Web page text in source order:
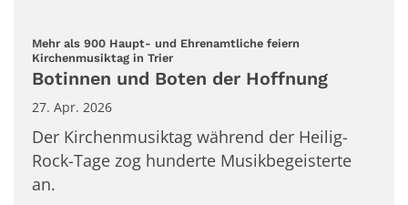
Mehr als 900 Haupt- und Ehrenamtliche feiern
Kirchenmusiktag in Trier:
Botinnen und Boten der Hoffnung
27. Apr. 2026
Der Kirchenmusiktag während der Heilig-
Rock-Tage zog hunderte Musikbegeisterte
an.